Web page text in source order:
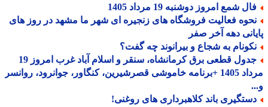
شمع امروز دوشنبه 19 مرداد 1405
فعالیت فروشگاه های زنجیره ای شهر ما مشهد در روز های
دهه آخر صفر
به شجاع و بیرانوند چه گفت؟
جدول قطعی برق کرمانشاه، سنقر و اسلام آباد غرب امروز 19
مرداد 1405 +برنامه خاموشی قصرشیرین، کنگاور، جوانرود، روانسر
باند کلاهبرداری های روغنی!